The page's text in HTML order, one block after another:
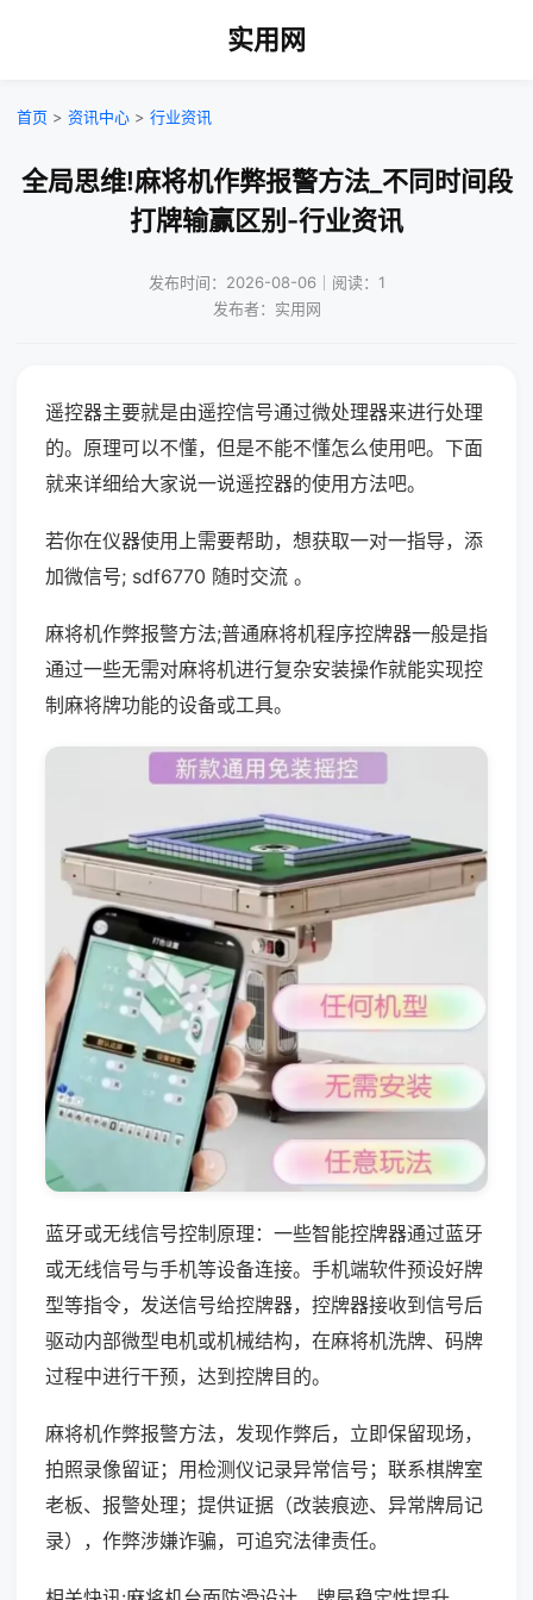
实用网
首页 > 资讯中心 > 行业资讯
全局思维!麻将机作弊报警方法_不同时间段
打牌输赢区别-行业资讯
发布时间：2026-08-06｜阅读：1
发布者：实用网
遥控器主要就是由遥控信号通过微处理器来进行处理
的。原理可以不懂，但是不能不懂怎么使用吧。下面
就来详细给大家说一说遥控器的使用方法吧。
若你在仪器使用上需要帮助，想获取一对一指导，添
加微信号; sdf6770 随时交流 。
麻将机作弊报警方法;普通麻将机程序控牌器一般是指
通过一些无需对麻将机进行复杂安装操作就能实现控
制麻将牌功能的设备或工具。
蓝牙或无线信号控制原理：一些智能控牌器通过蓝牙
或无线信号与手机等设备连接。手机端软件预设好牌
型等指令，发送信号给控牌器，控牌器接收到信号后
驱动内部微型电机或机械结构，在麻将机洗牌、码牌
过程中进行干预，达到控牌目的。
麻将机作弊报警方法，发现作弊后，立即保留现场，
拍照录像留证；用检测仪记录异常信号；联系棋牌室
老板、报警处理；提供证据（改装痕迹、异常牌局记
录），作弊涉嫌诈骗，可追究法律责任。